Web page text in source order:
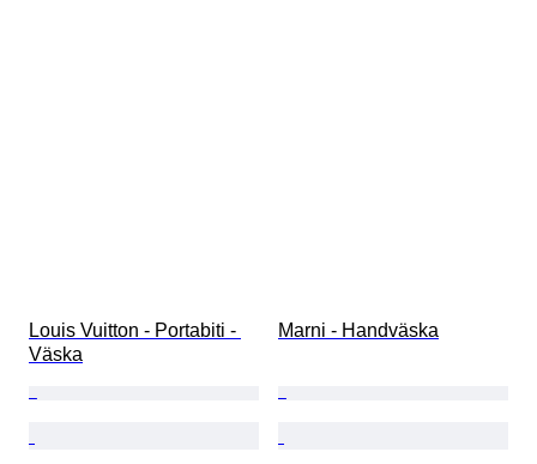
Louis Vuitton - Portabiti -
Väska
Marni - Handväska